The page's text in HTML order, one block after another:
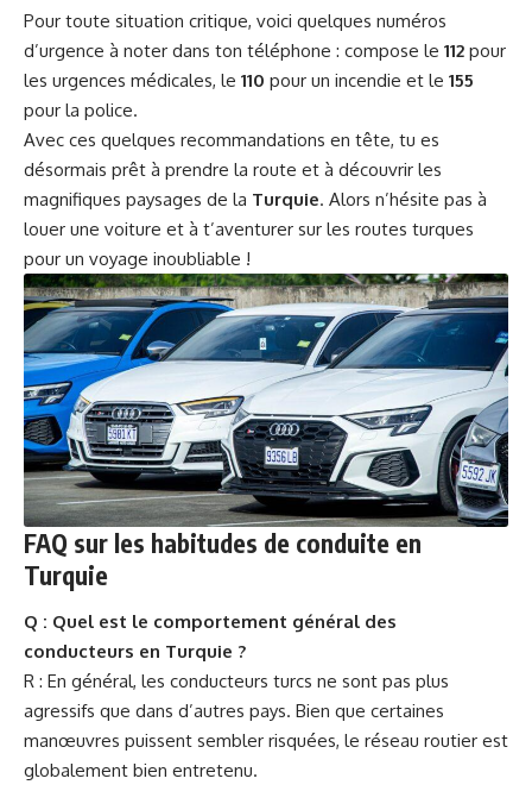
Pour toute situation critique, voici quelques numéros
d’urgence à noter dans ton téléphone : compose le 112 pour
les urgences médicales, le 110 pour un incendie et le 155
pour la police.
Avec ces quelques recommandations en tête, tu es
désormais prêt à prendre la route et à découvrir les
magnifiques paysages de la Turquie. Alors n’hésite pas à
louer une voiture et à t’aventurer sur les routes turques
pour un voyage inoubliable !
FAQ sur les habitudes de conduite en
Turquie
Q : Quel est le comportement général des
conducteurs en Turquie ?
R : En général, les conducteurs turcs ne sont pas plus
agressifs que dans d’autres pays. Bien que certaines
manœuvres puissent sembler risquées, le réseau routier est
globalement bien entretenu.